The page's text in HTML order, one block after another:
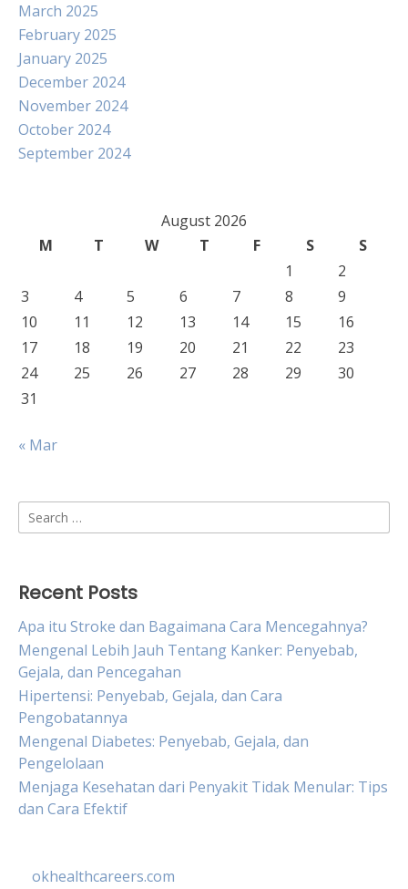
March 2025
February 2025
January 2025
December 2024
November 2024
October 2024
September 2024
August 2026
M
T W T F S
S
1
2
3
4 5 6 7 8
9
10
11 12 13 14 15
16
17
18 19 20 21 22
23
24
25 26 27 28 29
30
31
« Mar
Search
for:
Recent Posts
Apa itu Stroke dan Bagaimana Cara Mencegahnya?
Mengenal Lebih Jauh Tentang Kanker: Penyebab,
Gejala, dan Pencegahan
Hipertensi: Penyebab, Gejala, dan Cara
Pengobatannya
Mengenal Diabetes: Penyebab, Gejala, dan
Pengelolaan
Menjaga Kesehatan dari Penyakit Tidak Menular: Tips
dan Cara Efektif
okhealthcareers.com